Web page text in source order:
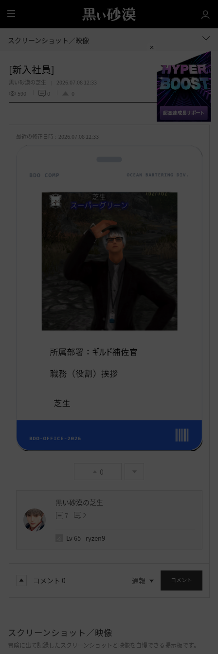
全
体
スクリーンショット／映像
[新入社員]
黒い砂漠の芝生
2026.07.08 12:33
590
0 0
お 共有する
最近の修正日時 : 2026.07.08 12:33
0
黒い砂漠の芝生
7 2
Lv 65 ryzen9
コメント 0 通報 コメント
スクリーンショット／映像
冒険に出て記録したスクリーンショットと映像を自慢できる掲示板です。